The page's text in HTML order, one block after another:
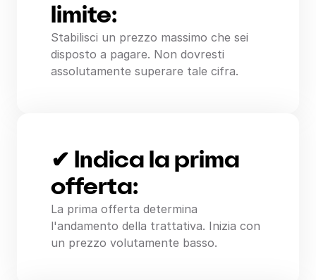
limite:
Stabilisci un prezzo massimo che sei
disposto a pagare. Non dovresti
assolutamente superare tale cifra.
✔ Indica la prima
offerta:
La prima offerta determina
l'andamento della trattativa. Inizia con
un prezzo volutamente basso.